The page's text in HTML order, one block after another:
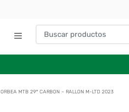
ORBEA MTB 29″ CARBON – RALLON M-LTD 2023